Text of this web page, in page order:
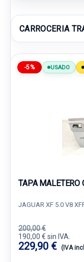
CARROCERIA
-5% USADO
TAPA
JAGUAR XF 5.0 V8
200,00 €
190,00 € sin IVA.
229,90 € (IVA